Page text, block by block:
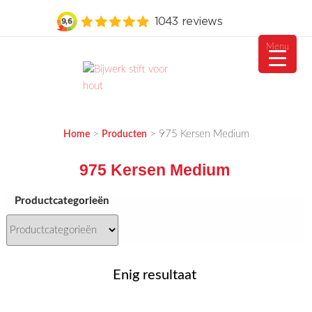
Home> Producten > 975 Kersen Medium
975 Kersen Medium
Productcategorieën
Enig resultaat
Menu